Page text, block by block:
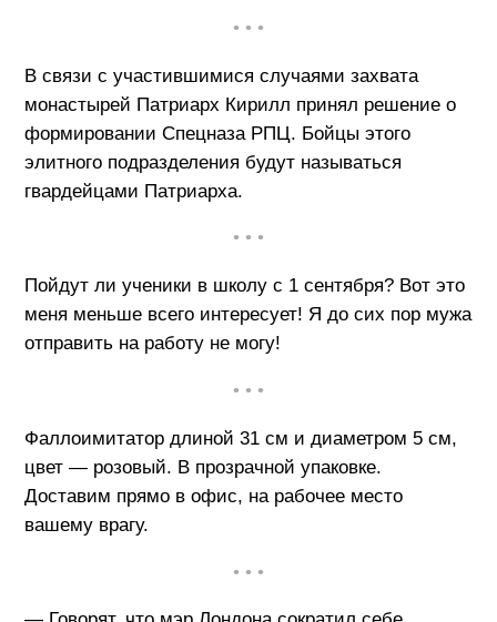
• • •
В связи с участившимися случаями захвата
монастырей Патриарх Кирилл принял решение о
формировании Спецназа РПЦ. Бойцы этого
элитного подразделения будут называться
гвардейцами Патриарха.
• • •
Пойдут ли ученики в школу с 1 сентября? Вот это
меня меньше всего интересует! Я до сих пор мужа
отправить на работу не могу!
• • •
Фаллоимитатор длиной 31 см и диаметром 5 см,
цвет — розовый. В прозрачной упаковке.
Доставим прямо в офис, на рабочее место
вашему врагу.
• • •